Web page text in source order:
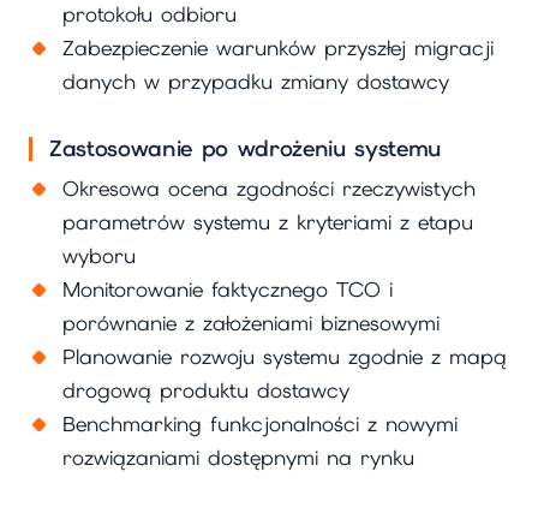
protokołu odbioru
Zabezpieczenie warunków przyszłej migracji
danych w przypadku zmiany dostawcy
Zastosowanie po wdrożeniu systemu
Okresowa ocena zgodności rzeczywistych
parametrów systemu z kryteriami z etapu
wyboru
Monitorowanie faktycznego TCO i
porównanie z założeniami biznesowymi
Planowanie rozwoju systemu zgodnie z mapą
drogową produktu dostawcy
Benchmarking funkcjonalności z nowymi
rozwiązaniami dostępnymi na rynku